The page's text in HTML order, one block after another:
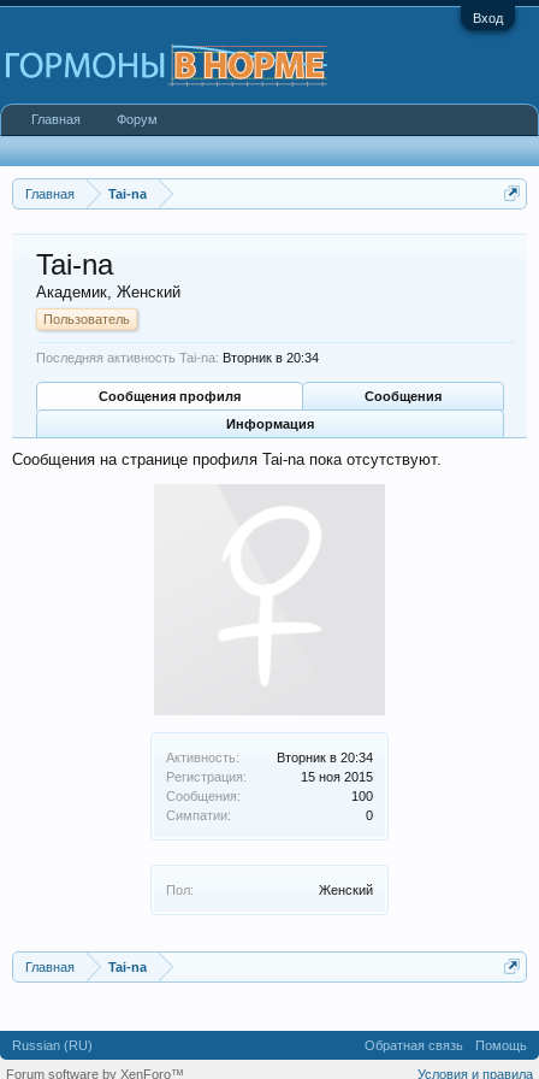
Вход
Главная Tai-na
Активность:
Вторник в 20:34
Регистрация:
15 ноя 2015
Сообщения:
100
Симпатии:
0
Пол: Женский
Tai-na
Академик, Женский
Пользователь
Последняя активность Tai-na: Вторник в 20:34
Сообщения профиля
Сообщения
Информация
Сообщения на странице профиля Tai-na пока отсутствуют.
Главная Tai-na
Главная Форум
Russian (RU) Обратная связь
Помощь
Условия и правила
Forum software by XenForo™